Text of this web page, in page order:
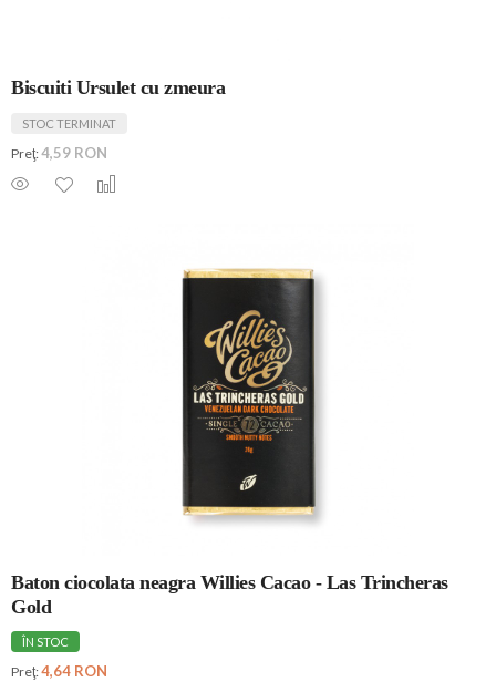
Biscuiti Ursulet cu zmeura
STOC TERMINAT
Preţ:4,59 RON
Baton ciocolata neagra Willies Cacao - Las Trincheras
Gold
ÎN STOC
Preţ:4,64 RON